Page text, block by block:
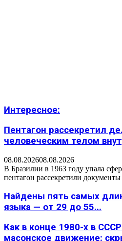
Интересное:
Пентагон рассекретил
человеческим телом
08.08.202608.08.2026
В Бразилии в 1963 году упала
пентагон рассекретили
Найдены пять самых
языка — от 29 до 55...
Как в конце 1980-х в
масонское движение: